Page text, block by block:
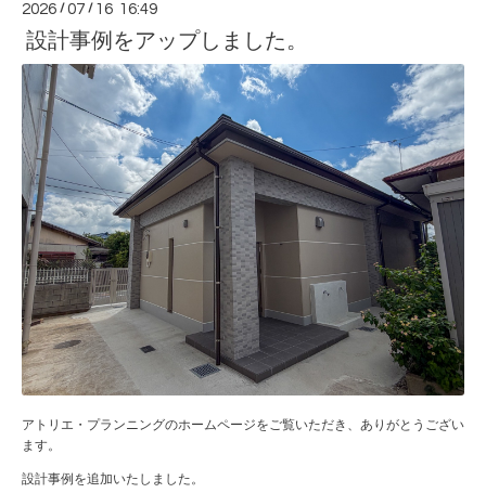
2026 /07 / 16 16:49
設計事例をアップしました。
アトリエ・プランニングのホームページをご覧いただき、ありがとうござい
ます。
設計事例を追加いたしました。